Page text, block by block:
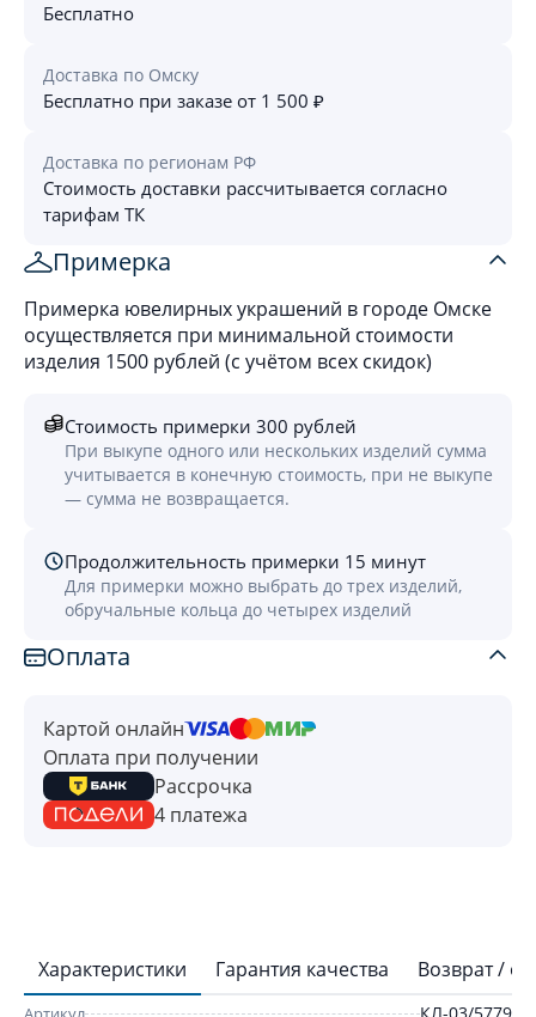
Бесплатно
Доставка по Омску
Бесплатно при заказе от 1 500 ₽
Доставка по регионам РФ
Стоимость доставки рассчитывается согласно
тарифам ТК
Примерка
Примерка ювелирных украшений в городе Омске
осуществляется при минимальной стоимости
изделия 1500 рублей (с учётом всех скидок)
Стоимость примерки 300 рублей
При выкупе одного или нескольких изделий сумма
учитывается в конечную стоимость, при не выкупе
— сумма не возвращается.
Продолжительность примерки 15 минут
Для примерки можно выбрать до трех изделий,
обручальные кольца до четырех изделий
Оплата
Картой онлайн
Оплата при получении
Рассрочка
4 платежа
Характеристики Гарантия качества Возврат /